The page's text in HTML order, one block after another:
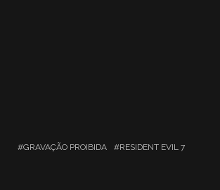
GRAVAÇÃO PROIBIDA RESIDENT EVIL 7